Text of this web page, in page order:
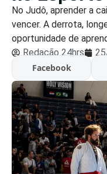
No Judô, aprender a
vencer. A derrota,
oportunidade de
Redação 24hrs
Facebook